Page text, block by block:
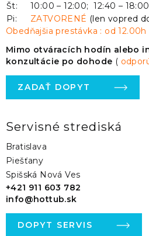
Št:
10:00 – 12:00; 12:40 – 18:00
Pi:
ZATVORENÉ (len vopred
Obedňajšia prestávka : od 12.00h
Mimo otváracích hodín alebo
konzultácie po dohode (
ZADAŤ DOPYT
Servisné strediská
Bratislava
Piešťany
Spišská Nová Ves
+421 911 603 782
info@hottub.sk
DOPYT SERVIS